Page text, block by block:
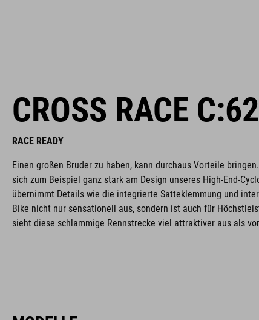
CROSS RACE C:62
RACE READY
Einen großen Bruder zu haben, kann durchaus Vorteile
sich zum Beispiel ganz stark am Design unseres High-End-
übernimmt Details wie die integrierte Satteklemmung und
Bike nicht nur sensationell aus, sondern ist auch für
sieht diese schlammige Rennstrecke viel attraktiver aus als